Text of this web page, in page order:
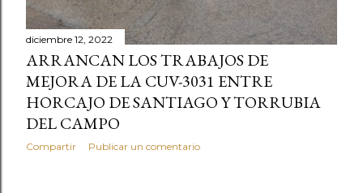
diciembre 12, 2022
ARRANCAN LOS TRABAJOS DE
MEJORA DE LA CUV-3031 ENTRE
HORCAJO DE SANTIAGO Y TORRUBIA
DEL CAMPO
Compartir Publicar un comentario